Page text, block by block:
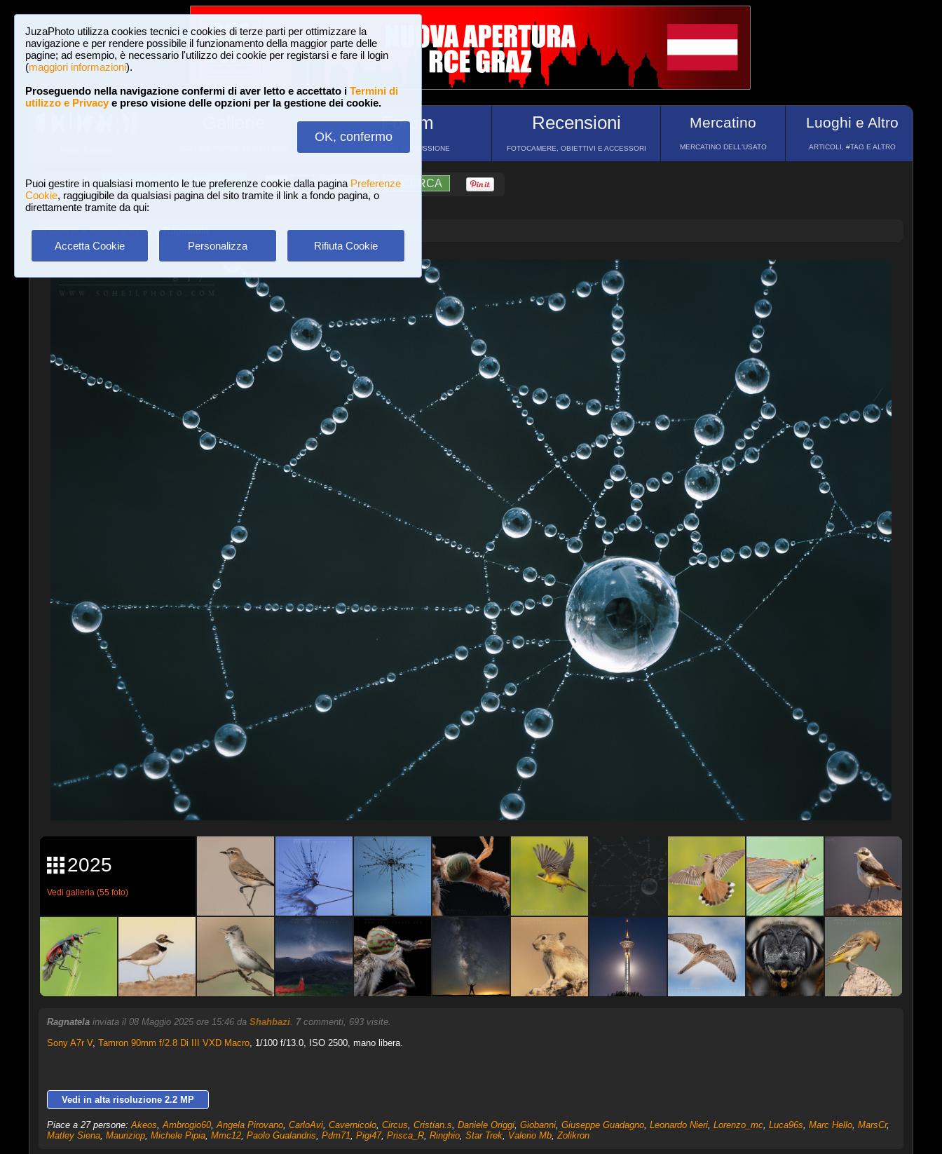
JuzaPhoto utilizza cookies tecnici e cookies di terze parti per ottimizzare la
navigazione e per rendere possibile il funzionamento della maggior parte delle
pagine; ad esempio, è necessario l'utilizzo dei cookie per registarsi e fare il login
(maggiori informazioni).
Proseguendo nella navigazione confermi di aver letto e accettato i Termini di
utilizzo e Privacye preso visione delle opzioni per la gestione dei cookie.
OK, confermo
Puoi gestire in qualsiasi momento le tue preferenze cookie dalla pagina Preferenze
Cookie, raggiugibile da qualsiasi pagina del sito tramite il link a fondo pagina, o
direttamente tramite da qui:
Accetta Cookie Personalizza Rifiuta Cookie
Forum
FORUM DI DISCUSSIONE
Recensioni
FOTOCAMERE, OBIETTIVI E ACCESSORI
Mercatino
MERCATINO DELL'USATO
Luoghi e Altro
ARTICOLI, #TAG E ALTRO
Login Iscriviti a JuzaPhoto! A A ?AIUTO RICERCA
Gallerie»Macro e Flora » Ragnatela
2025
Vedi galleria (55 foto)
Ragnatela inviata il 08 Maggio 2025 ore 15:46 da Shahbazi. 7commenti, 693 visite.
Sony A7r V, Tamron 90mm f/2.8 Di III VXD Macro, 1/100 f/13.0, ISO 2500, mano libera.
Vedi in alta risoluzione 2.2 MP
Piace a 27 persone:Akeos,Ambrogio60,Angela Pirovano, CarloAvi, Cavernicolo, Circus, Cristian.s, Daniele Origgi, Giobanni, Giuseppe Guadagno, Leonardo Nieri, Lorenzo_mc, Luca96s, Marc Hello, MarsCr,
Matley Siena, Mauriziop, Michele Pipia, Mmc12, Paolo Gualandris, Pdm71, Pigi47, Prisca_R, Ringhio, Star Trek, Valerio Mb,Zolikron